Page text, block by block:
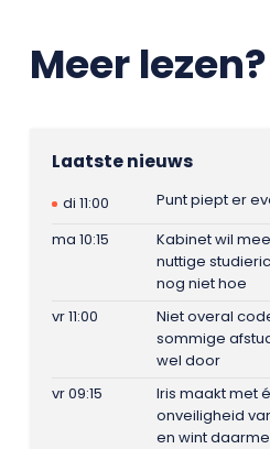
Meer lezen?
Laatste nieuws
di 11:00
Punt piept er
ma 10:15
Kabinet wil
nuttige
nog niet hoe
vr 11:00
Niet overal
sommige
wel door
vr 09:15
Iris maakt met
onveiligheid
en wint